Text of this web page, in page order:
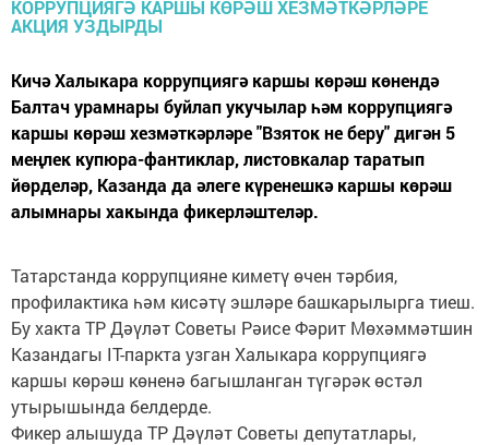
Кичә Халыкара коррупциягә каршы көрәш көнендә
Балтач урамнары буйлап укучылар һәм коррупциягә
каршы көрәш хезмәткәрләре "Взяток не беру" дигән 5
меңлек купюра-фантиклар, листовкалар таратып
йөрделәр, Казанда да әлеге күренешкә каршы көрәш
алымнары хакында фикерләштеләр.
Татарстанда коррупцияне киметү өчен тәрбия,
профилактика һәм кисәтү эшләре башкарылырга тиеш.
Бу хакта ТР Дәүләт Советы Рәисе Фәрит Мөхәммәтшин
Казандагы IT-паркта узган Халыкара коррупциягә
каршы көрәш көненә багышланган түгәрәк өстәл
утырышында белдерде.
Фикер алышуда ТР Дәүләт Советы депутатлары,